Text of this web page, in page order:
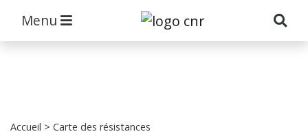
Menu
Accueil > Carte des résistances